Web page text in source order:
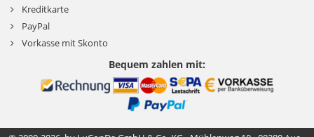
Kreditkarte
PayPal
Vorkasse mit Skonto
Bequem zahlen mit: